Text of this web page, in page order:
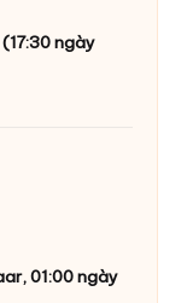
ngày
01:00 ngày